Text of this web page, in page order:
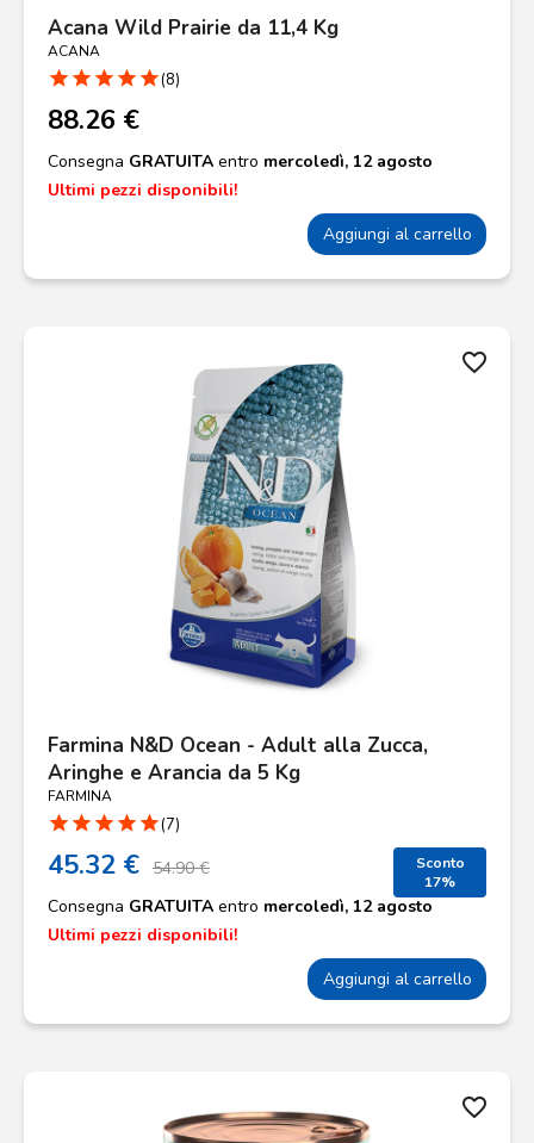
Acana Wild Prairie da 11,4 Kg
ACANA
star star star star star(8)
88.26 €
Consegna GRATUITA entro mercoledì, 12 agosto
Ultimi pezzi disponibili!
Aggiungi al carrello
favorite_border
Farmina N&D Ocean - Adult alla Zucca,
Aringhe e Arancia da 5 Kg
FARMINA
star star star star star(7)
45.32 € 54.90 €
Sconto
17%
Consegna GRATUITA entro mercoledì, 12 agosto
Ultimi pezzi disponibili!
Aggiungi al carrello
favorite_border